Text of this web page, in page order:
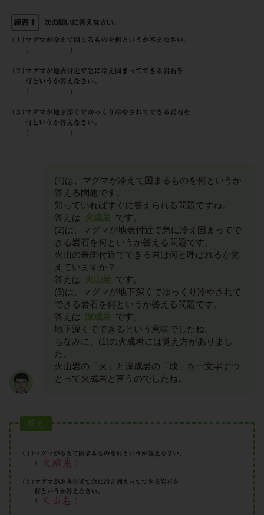
(1)は、マグマが冷えて固まるものを何というか
答える問題です。
知っていればすぐに答えられる問題ですね。
答えは
火成岩 です。
(2)は、マグマが地表付近で急に冷え固まってで
きる岩石を何というか答える問題です。
火山の表面付近でできる岩は何と呼ばれるか覚
えていますか？
答えは
火山岩 です。
(3)は、マグマが地下深くでゆっくり冷やされて
できる岩石を何というか答える問題です。
答えは 深成岩 です。
地下深くでできるという意味でしたね。
ちなみに、(1)の火成岩には覚え方がありまし
た。
火山岩の「火」と深成岩の「成」を一文字ずつ
とって火成岩と言うのでしたね。
答え